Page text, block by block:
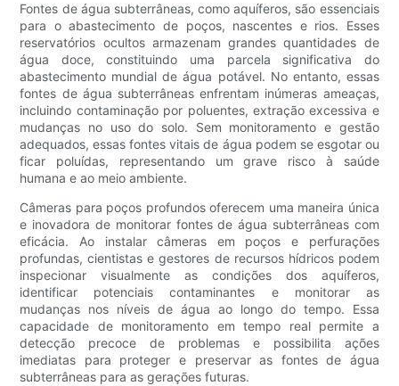
Fontes de água subterrâneas, como aquíferos, são essenciais
para o abastecimento de poços, nascentes e rios. Esses
reservatórios ocultos armazenam grandes quantidades de
água doce, constituindo uma parcela significativa do
abastecimento mundial de água potável. No entanto, essas
fontes de água subterrâneas enfrentam inúmeras ameaças,
incluindo contaminação por poluentes, extração excessiva e
mudanças no uso do solo. Sem monitoramento e gestão
adequados, essas fontes vitais de água podem se esgotar ou
ficar poluídas, representando um grave risco à saúde
humana e ao meio ambiente.
Câmeras para poços profundos oferecem uma maneira única
e inovadora de monitorar fontes de água subterrâneas com
eficácia. Ao instalar câmeras em poços e perfurações
profundas, cientistas e gestores de recursos hídricos podem
inspecionar visualmente as condições dos aquíferos,
identificar potenciais contaminantes e monitorar as
mudanças nos níveis de água ao longo do tempo. Essa
capacidade de monitoramento em tempo real permite a
detecção precoce de problemas e possibilita ações
imediatas para proteger e preservar as fontes de água
subterrâneas para as gerações futuras.